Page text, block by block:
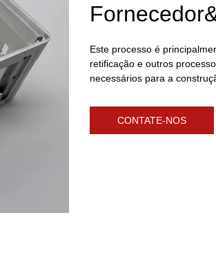
Este processo é
retificação e outros
necessários para a
CONTATE-NOS